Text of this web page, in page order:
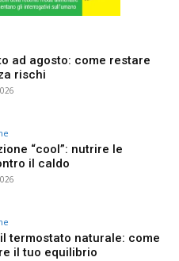
ad agosto: come restare
rischi
“cool”: nutrire le
il caldo
termostato naturale: come
il tuo equilibrio